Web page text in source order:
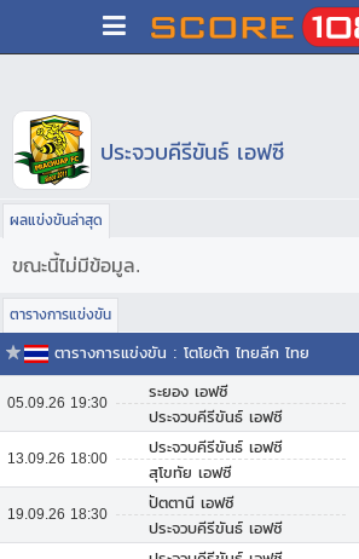
ประจวบคีรีขันธ์ เอฟซี
ผลแข่งขันล่าสุด
ขณะนี้ไม่มีข้อมูล.
ตารางการแข่งขัน
ตารางการแข่งขัน : โตโยต้า ไทยลีก ไทย
05.09.26 19:30
ระยอง เอฟซี
ประจวบคีรีขันธ์ เอฟซี
13.09.26 18:00
ประจวบคีรีขันธ์ เอฟซี
สุโขทัย เอฟซี
19.09.26 18:30
ปัตตานี เอฟซี
ประจวบคีรีขันธ์ เอฟซี